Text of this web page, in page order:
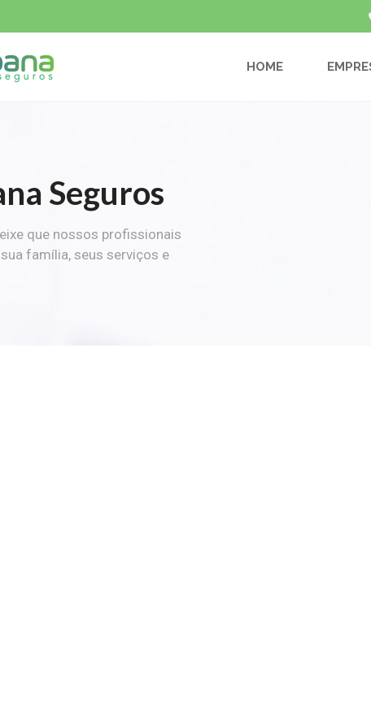
HOME
Seguros
que nossos profissionais
família, seus serviços e